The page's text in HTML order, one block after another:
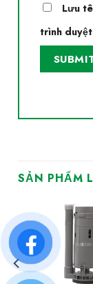
Lưu
trình
SẢN PHẨM